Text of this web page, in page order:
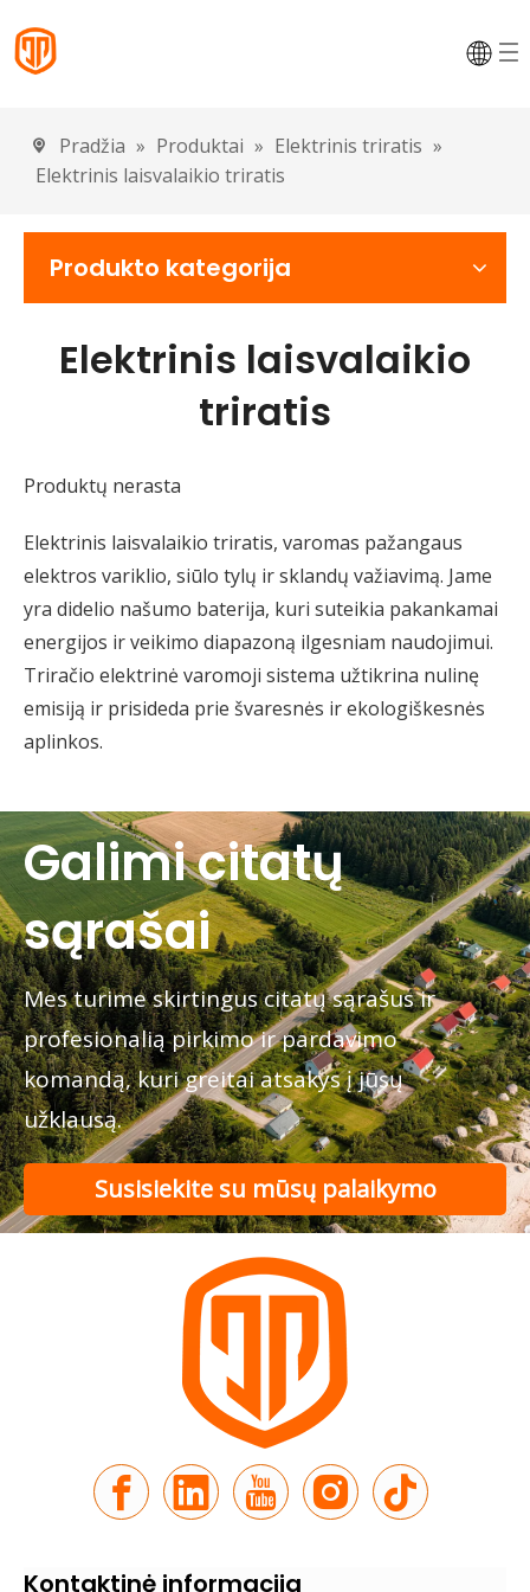
Pradžia » Produktai » Elektrinis triratis »
Elektrinis laisvalaikio triratis
Elektrinis laisvalaikio
triratis
Produktų nerasta
Elektrinis laisvalaikio triratis, varomas pažangaus
elektros variklio, siūlo tylų ir sklandų važiavimą. Jame
yra didelio našumo baterija, kuri suteikia pakankamai
energijos ir veikimo diapazoną ilgesniam naudojimui.
Triračio elektrinė varomoji sistema užtikrina nulinę
emisiją ir prisideda prie švaresnės ir ekologiškesnės
aplinkos.
Produkto kategorija
Galimi citatų
sąrašai
Mes turime skirtingus citatų sąrašus ir
profesionalią pirkimo ir pardavimo
komandą, kuri greitai atsakys į jūsų
užklausą.
Susisiekite su mūsų palaikymo
komanda
Kontaktinė informacija